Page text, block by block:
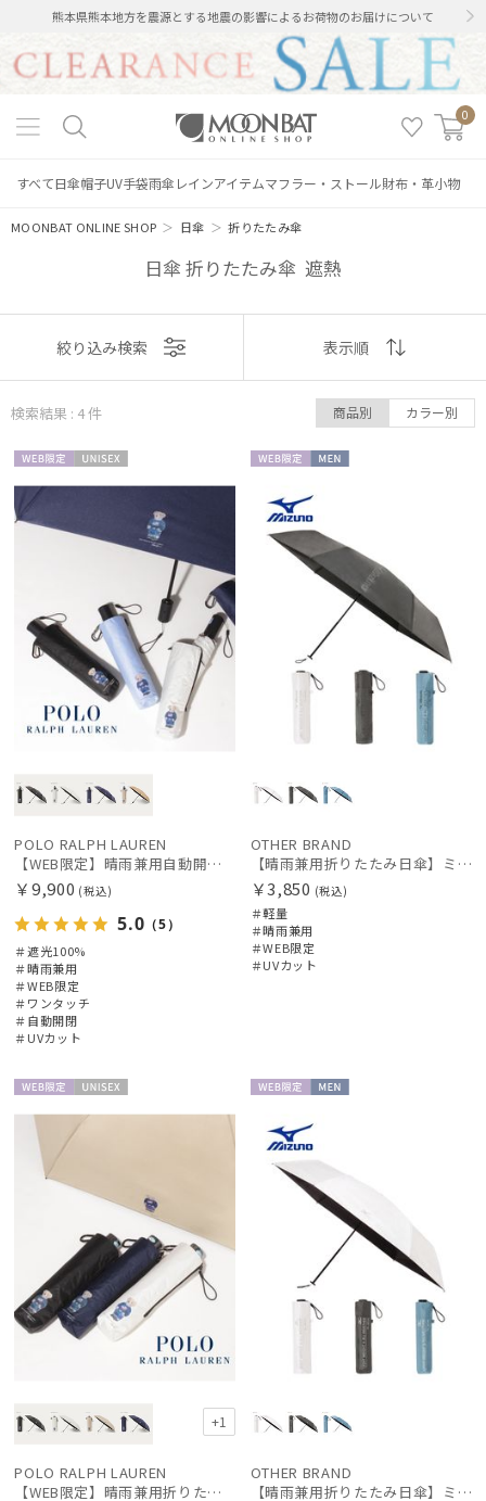
熊本県熊本地方を震源とする地震の影響によるお荷物のお届けについて
0
すべて日傘帽子UV手袋雨傘 レインアイテムマフラー・ストール財布・革小物
MOONBAT ONLINE SHOP ＞ 日傘 ＞折りたたみ傘
日傘 折りたたみ傘 遮熱
絞り込み
ブランド
傘機能
マフラー・ストール・スカーフ
帽子
その他
価格・割引率
販売状況
入荷状況
表示
おすすめ
価格の高い
人気順
売上点数順
お気に入り
絞り込み検索 表示順
検索結果 : 4件 商品別 カラー別
定
POLO RALPH LAUREN
【WEB限定】晴雨兼用自動開閉日傘 ポロ ラルフ ローレン（POLO RALPH LAUREN）ベア 遮光100 UV100 ワンタッチ開閉
￥9,900 (税込)
5.0 （5）
＃遮光100%
＃晴雨兼用
＃WEB限定
＃ワンタッチ
＃自動開閉
＃UVカット
OTHER BRAND
【晴雨兼用折りたたみ日傘】ミズノ（MIZUNO）ワンポイントロゴ 一級遮光99.99% 遮熱 UV99％以上 晴雨兼用 軽量
￥3,850 (税込)
＃軽量
＃晴雨兼用
＃WEB限定
＃UVカット
X
+1
POLO RALPH LAUREN
【WEB限定】晴雨兼用折りたたみ日傘 ポロ ラルフ ローレン（POLO RALPH LAUREN）ベア 遮光100 UV100
OTHER BRAND
【晴雨兼用折りたたみ日傘】ミズノ（MIZUNO）ワンポイントロゴ 一級遮光99.99% 遮熱 UV99％以上 晴雨兼用 軽量